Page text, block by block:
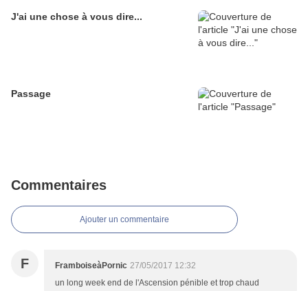
J'ai une chose à vous dire...
Passage
Commentaires
Ajouter un commentaire
F FramboiseàPornic 27/05/2017 12:32
un long week end de l'Ascension pénible et trop chaud